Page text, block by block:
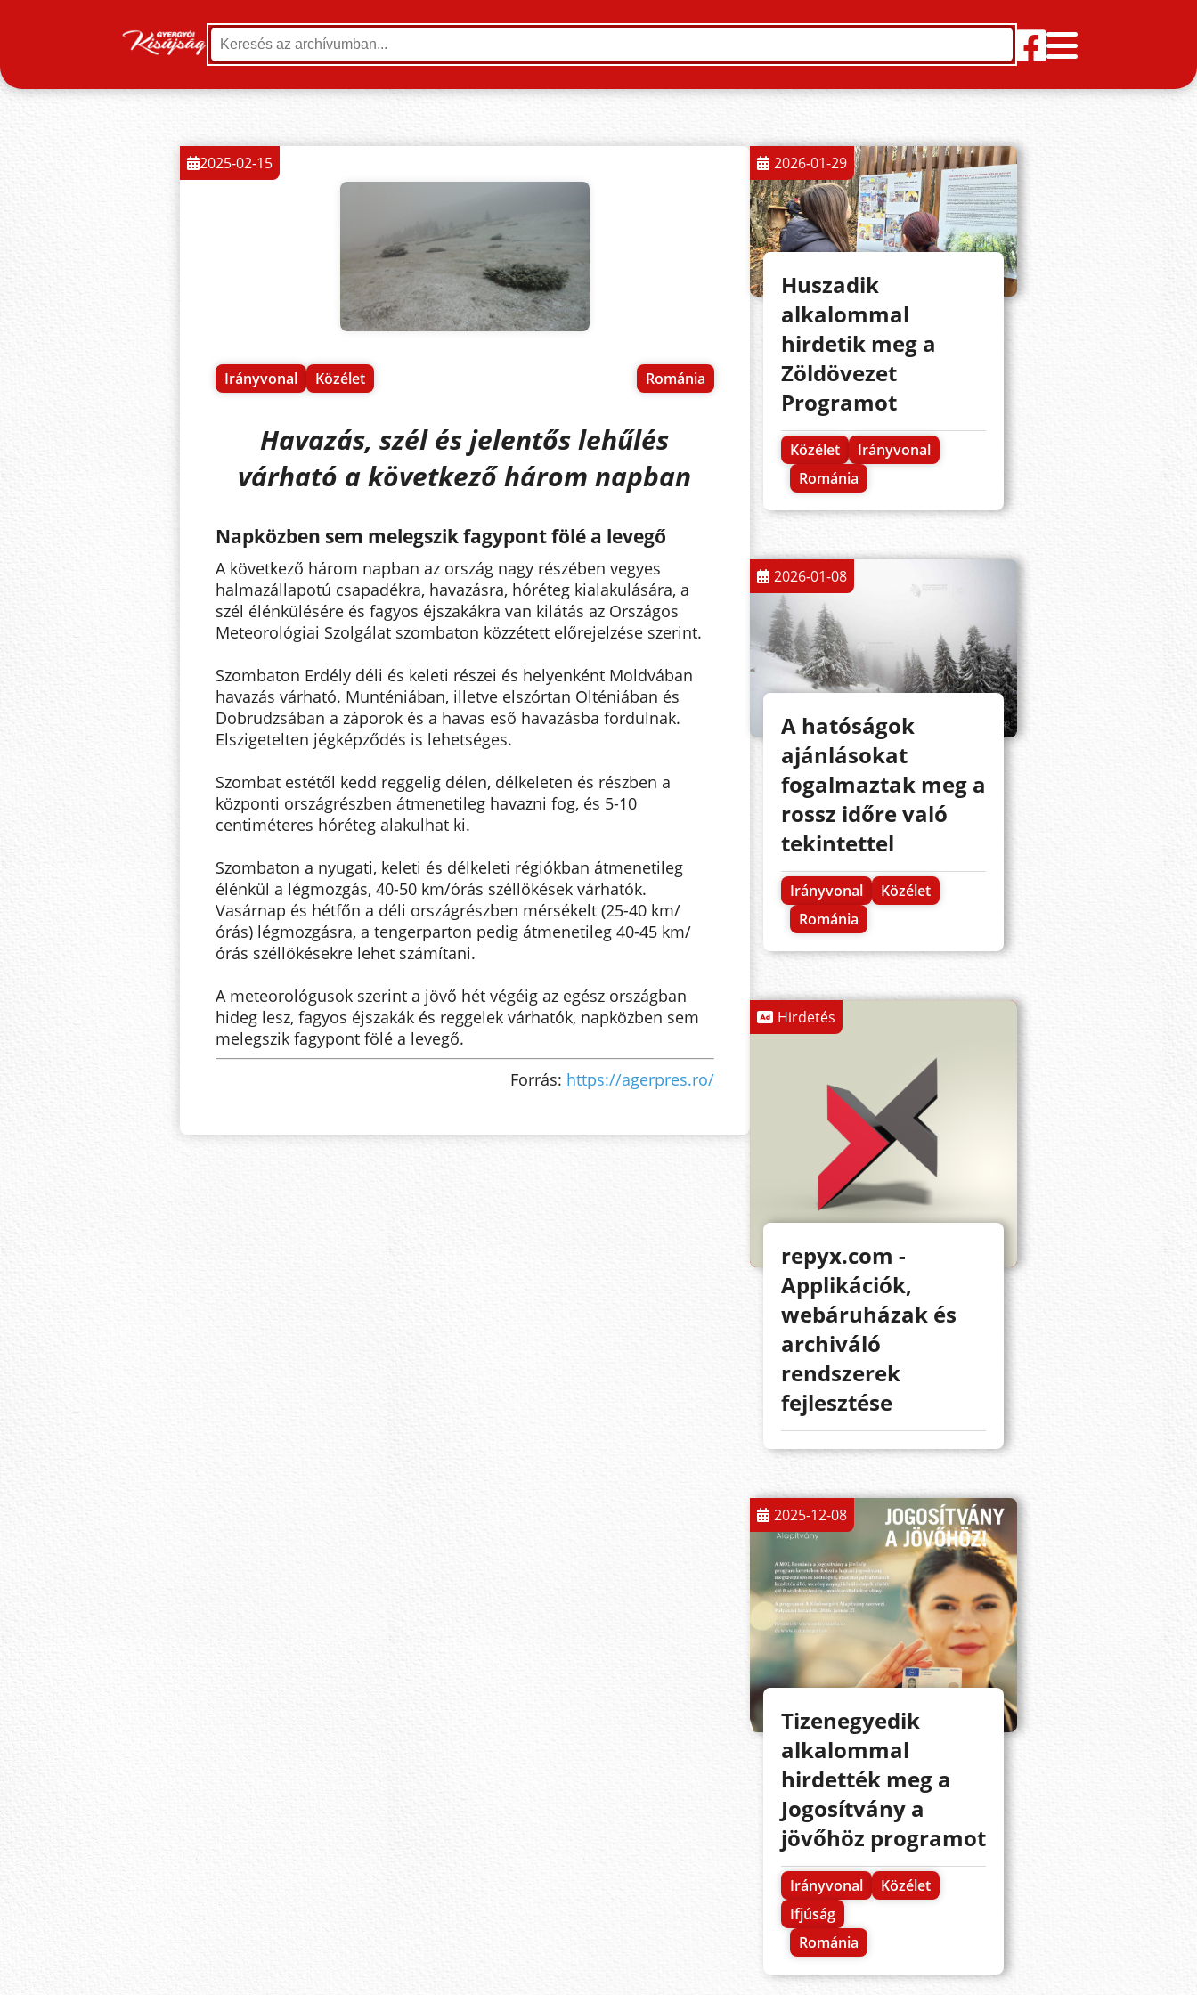
Irányvonal Közélet Románia
2025-02-15
Havazás, szél és jelentős lehűlés
várható a következő három napban
Napközben sem melegszik fagypont fölé a levegő
A következő három napban az ország nagy részében vegyes
halmazállapotú csapadékra, havazásra, hóréteg kialakulására, a
szél élénkülésére és fagyos éjszakákra van kilátás az Országos
Meteorológiai Szolgálat szombaton közzétett előrejelzése szerint.
Szombaton Erdély déli és keleti részei és helyenként Moldvában
havazás várható. Munténiában, illetve elszórtan Olténiában és
Dobrudzsában a záporok és a havas eső havazásba fordulnak.
Elszigetelten jégképződés is lehetséges.
Szombat estétől kedd reggelig délen, délkeleten és részben a
központi országrészben átmenetileg havazni fog, és 5-10
centiméteres hóréteg alakulhat ki.
Szombaton a nyugati, keleti és délkeleti régiókban átmenetileg
élénkül a légmozgás, 40-50 km/órás széllökések várhatók.
Vasárnap és hétfőn a déli országrészben mérsékelt (25-40 km/
órás) légmozgásra, a tengerparton pedig átmenetileg 40-45 km/
órás széllökésekre lehet számítani.
A meteorológusok szerint a jövő hét végéig az egész országban
hideg lesz, fagyos éjszakák és reggelek várhatók, napközben sem
melegszik fagypont fölé a levegő.
Forrás: https://agerpres.ro/
2026-01-29
Huszadik
alkalommal
hirdetik meg a
Zöldövezet
Programot
Közélet
Irányvonal
Románia
2026-01-08
A hatóságok
ajánlásokat
fogalmaztak meg a
rossz időre való
tekintettel
Irányvonal
Közélet
Románia
Hirdetés
repyx.com -
Applikációk,
webáruházak és
archiváló
rendszerek
fejlesztése
2025-12-08
Tizenegyedik
alkalommal
hirdették meg a
Jogosítvány a
jövőhöz programot
Irányvonal
Közélet
Ifjúság
Románia